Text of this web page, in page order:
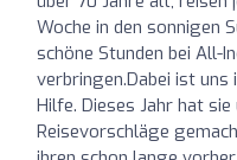
Woche in den sonnigen
schöne Stunden bei All-
verbringen.Dabei ist uns
Hilfe. Dieses Jahr hat
Reisevorschläge